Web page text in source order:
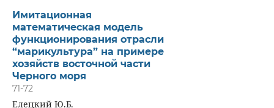
Имитационная
математическая модель
функционирования отрасли
“марикультура” на примере
хозяйств восточной части
Черного моря
71-72
Елецкий Ю.Б.